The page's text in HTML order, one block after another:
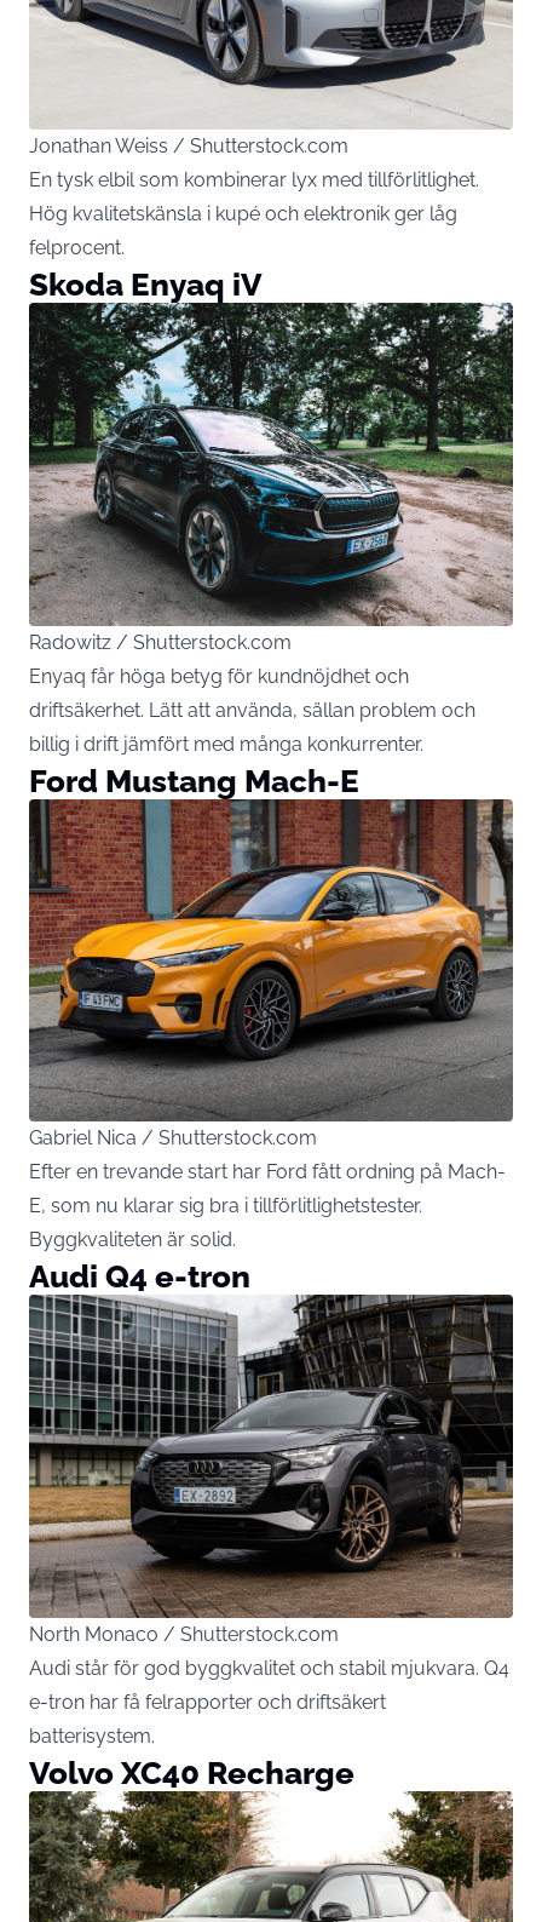
Jonathan Weiss / Shutterstock.com
En tysk elbil som kombinerar lyx med tillförlitlighet.
Hög kvalitetskänsla i kupé och elektronik ger låg
felprocent.
Skoda Enyaq iV
Radowitz / Shutterstock.com
Enyaq får höga betyg för kundnöjdhet och
driftsäkerhet. Lätt att använda, sällan problem och
billig i drift jämfört med många konkurrenter.
Ford Mustang Mach-E
Gabriel Nica / Shutterstock.com
Efter en trevande start har Ford fått ordning på Mach-
E, som nu klarar sig bra i tillförlitlighetstester.
Byggkvaliteten är solid.
Audi Q4 e-tron
North Monaco / Shutterstock.com
Audi står för god byggkvalitet och stabil mjukvara. Q4
e-tron har få felrapporter och driftsäkert
batterisystem.
Volvo XC40 Recharge